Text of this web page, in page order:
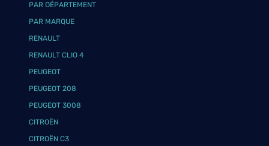
PAR DÉPARTEMENT
PAR MARQUE
RENAULT
RENAULT CLIO 4
PEUGEOT
PEUGEOT 208
PEUGEOT 3008
CITROËN
CITROËN C3